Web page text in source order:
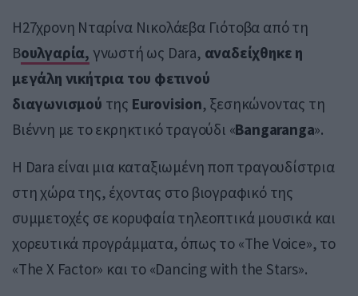
Η27χρονη Νταρίνα Νικολάεβα Γιότοβα από τη
Βουλγαρία, γνωστή ως Dara, αναδείχθηκε η
μεγάλη νικήτρια του φετινού
διαγωνισμού της Eurovision, ξεσηκώνοντας τη
Βιέννη με το εκρηκτικό τραγούδι «Bangaranga».
Η Dara είναι μια καταξιωμένη ποπ τραγουδίστρια
στη χώρα της, έχοντας στο βιογραφικό της
συμμετοχές σε κορυφαία τηλεοπτικά μουσικά και
χορευτικά προγράμματα, όπως το «The Voice», το
«The X Factor» και το «Dancing with the Stars».